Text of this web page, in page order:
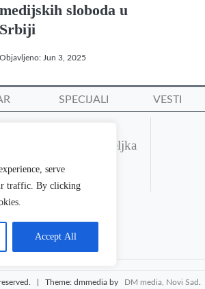
serve
traffic. By clicking
Accept All
medijskih sloboda u
Srbiji
Objavljeno: Jun 3, 2025
SPECIJALI VESTI
svakog ponedeljka
| Theme: dmmedia by DM media, Novi Sad